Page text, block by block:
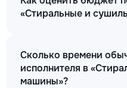
«Стиральные и
Сколько времени
исполнителя в
машины»?